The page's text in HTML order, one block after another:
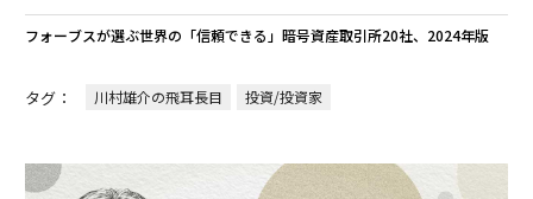
フォーブスが選ぶ世界の「信頼できる」暗号資産取引所20社、2024年版
タグ： 川村雄介の飛耳長目 投資/投資家